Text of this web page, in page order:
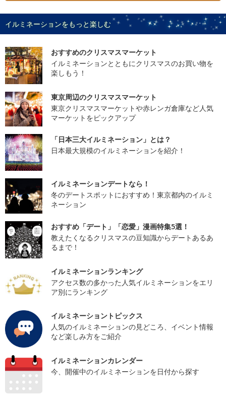
イルミネーションをもっと楽しむ
おすすめのクリスマスマーケット
イルミネーションとともにクリスマスのお買い物を
楽しもう！
東京周辺のクリスマスマーケット
東京クリスマスマーケットや赤レンガ倉庫など人気
マーケットをピックアップ
「日本三大イルミネーション」とは？
日本最大規模のイルミネーションを紹介！
イルミネーションデートなら！
冬のデートスポットにおすすめ！東京都内のイルミ
ネーション
おすすめ「デート」「恋愛」漫画特集5選！
教えたくなるクリスマスの豆知識からデートあるあ
るまで！
イルミネーションランキング
アクセス数の多かった人気イルミネーションをエリ
ア別にランキング
イルミネーショントピックス
人気のイルミネーションの見どころ、イベント情報
など楽しみ方をご紹介
イルミネーションカレンダー
今、開催中のイルミネーションを日付から探す